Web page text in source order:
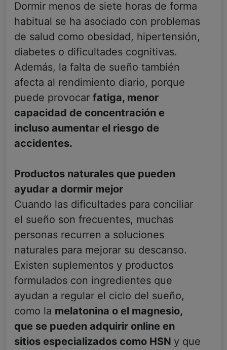
Dormir menos de siete horas de forma
habitual se ha asociado con problemas
de salud como obesidad, hipertensión,
diabetes o dificultades cognitivas.
Además, la falta de sueño también
afecta al rendimiento diario, porque
puede provocar fatiga, menor
capacidad de concentración e
incluso aumentar el riesgo de
accidentes.
Productos naturales que pueden
ayudar a dormir mejor
Cuando las dificultades para conciliar
el sueño son frecuentes, muchas
personas recurren a soluciones
naturales para mejorar su descanso.
Existen suplementos y productos
formulados con ingredientes que
ayudan a regular el ciclo del sueño,
como la melatonina o el magnesio,
que se pueden adquirir online en
sitios especializados como HSN y que